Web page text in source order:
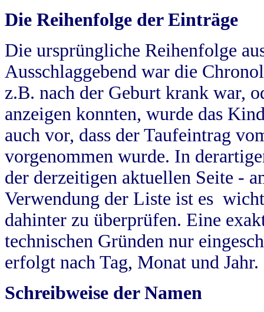
Die Reihenfolge der Einträge
Die ursprüngliche Reihenfolge
Ausschlaggebend war die
z.B. nach der Geburt krank war,
anzeigen konnten, wurde das
auch vor, dass der Taufeintrag
vorgenommen wurde. In
der derzeitigen aktuellen Seite -
Verwendung der Liste ist es
dahinter zu überprüfen. Eine
technischen Gründen nur
erfolgt nach Tag, Monat und Jahr.
Schreibweise der Namen